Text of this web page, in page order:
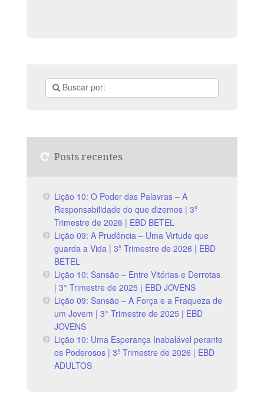
Posts recentes
Lição 10: O Poder das Palavras – A
Responsabilidade do que dizemos | 3º
Trimestre de 2026 | EBD BETEL
Lição 09: A Prudência – Uma Virtude que
guarda a Vida | 3º Trimestre de 2026 | EBD
BETEL
Lição 10: Sansão – Entre Vitórias e Derrotas
| 3° Trimestre de 2025 | EBD JOVENS
Lição 09: Sansão – A Força e a Fraqueza de
um Jovem | 3° Trimestre de 2025 | EBD
JOVENS
Lição 10: Uma Esperança Inabalável perante
os Poderosos | 3º Trimestre de 2026 | EBD
ADULTOS